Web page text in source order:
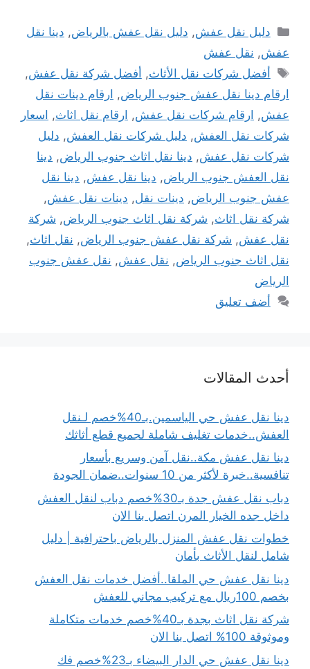
التصنيفات
دليل نقل عفش, دليل نقل عفش بالرياض, دينا نقل
عفش, نقل عفش
الوسوم
أفضل شركات نقل الأثاث, أفضل شركة نقل عفش,
ارقام دينا نقل عفش جنوب الرياض, ارقام دينات نقل
عفش, ارقام شركات نقل عفش, ارقام نقل اثاث, اسعار
شركات نقل العفش, دليل شركات نقل العفش, دليل
شركات نقل عفش, دينا نقل اثاث جنوب الرياض, دينا
نقل العفش جنوب الرياض, دينا نقل عفش, دينا نقل
عفش جنوب الرياض, دينات نقل, دينات نقل عفش,
شركة نقل اثاث, شركة نقل اثاث جنوب الرياض, شركة
نقل عفش, شركة نقل عفش جنوب الرياض, نقل اثاث,
نقل اثاث جنوب الرياض, نقل عفش, نقل عفش جنوب
الرياض
أضف تعليق
أحدث المقالات
دينا نقل عفش حي الياسمين.بـ40%خصم لـنقل
العفش..خدمات تغليف شاملة لجميع قطع أثاثك
دينا نقل عفش مكة..نقل آمن وسريع بأسعار
تنافسية..خبرة لأكثر من 10 سنوات..ضمان الجودة
دباب نقل عفش جدة بـ30%خصم دباب لنقل العفش
داخل جده الخيار المرن اتصل بنا الان
خطوات نقل عفش المنزل بالرياض باحترافية | دليل
شامل لنقل الأثاث بأمان
دينا نقل عفش حي الملقا..أفضل خدمات نقل العفش
بخصم 100ريال مع تركيب مجاني للعفش
شركة نقل اثاث بجدة بـ40%خصم خدمات متكاملة
وموثوقة 100% اتصل بنا الان
دينا نقل عفش حي الدار البيضاء بـ23%خصم فك